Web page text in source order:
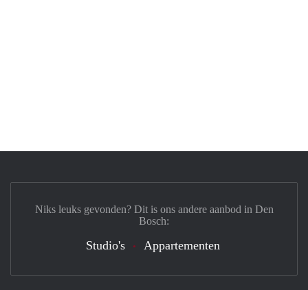
Niks leuks gevonden? Dit is ons andere aanbod in Den
Bosch:
Studio's Appartementen